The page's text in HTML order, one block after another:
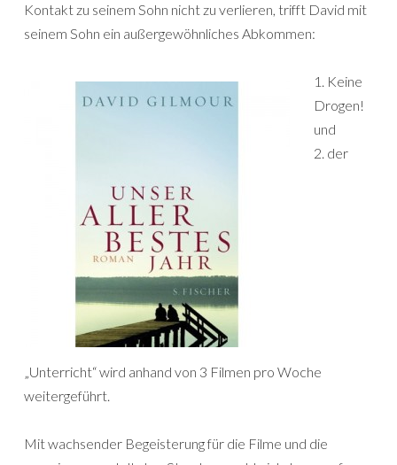
Kontakt zu seinem Sohn nicht zu verlieren, trifft David mit
seinem Sohn ein außergewöhnliches Abkommen:
1. Keine
Drogen!
und
2. der
„Unterricht“ wird anhand von 3 Filmen pro Woche
weitergeführt.
Mit wachsender Begeisterung für die Filme und die